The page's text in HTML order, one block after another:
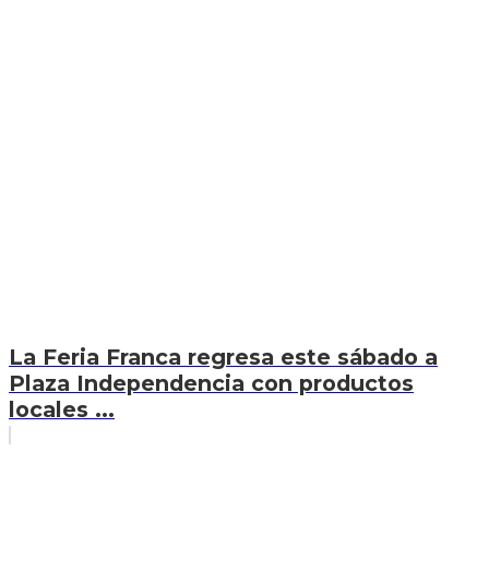
La Feria Franca regresa este sábado a
Plaza Independencia con productos
locales ...